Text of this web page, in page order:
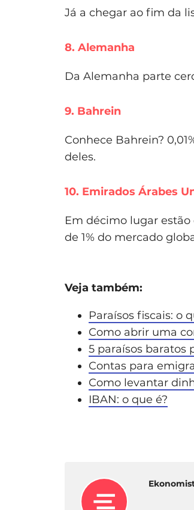
Já a chegar ao fim da
8. Alemanha
Da Alemanha parte
9. Bahrein
Conhece Bahrein?
deles.
10. Emirados Árabes
Em décimo lugar estão
de 1% do mercado
Veja também:
Paraísos fiscais: o
Como abrir uma
5 paraísos baratos
Contas para
Como levantar
IBAN: o que é?